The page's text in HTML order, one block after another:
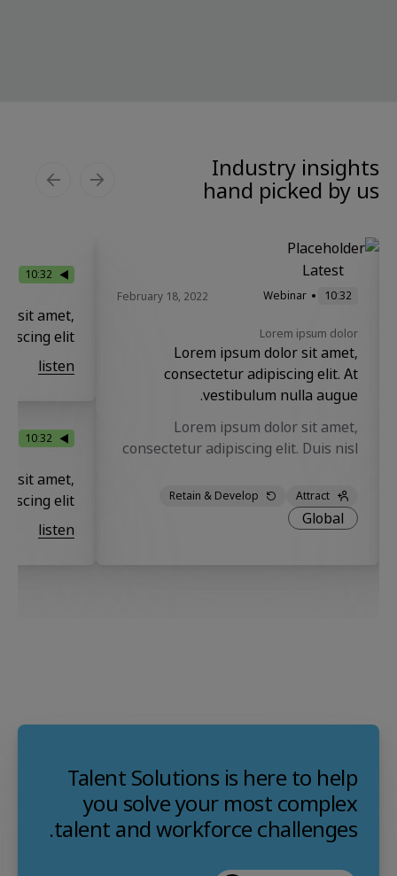
Industry insights
hand picked by us
Latest
10:32
Webinar
February 18, 2022
Lorem ipsum dolor
Lorem ipsum dolor sit amet,
consectetur adipiscing elit. At
vestibulum nulla augue.
Lorem ipsum dolor sit amet,
consectetur adipiscing elit. Duis nisl
Faucibus tristique nec egestas odio
pulvinar integer. Semper viverra
eros, a nisl. Cursus integer purus.
Attract
Retain & Develop
Global
10:32
sit amet,
elit.
listen
10:32
sit amet,
elit.
listen
Talent Solutions is here to help
you solve your most complex
talent and workforce challenges.